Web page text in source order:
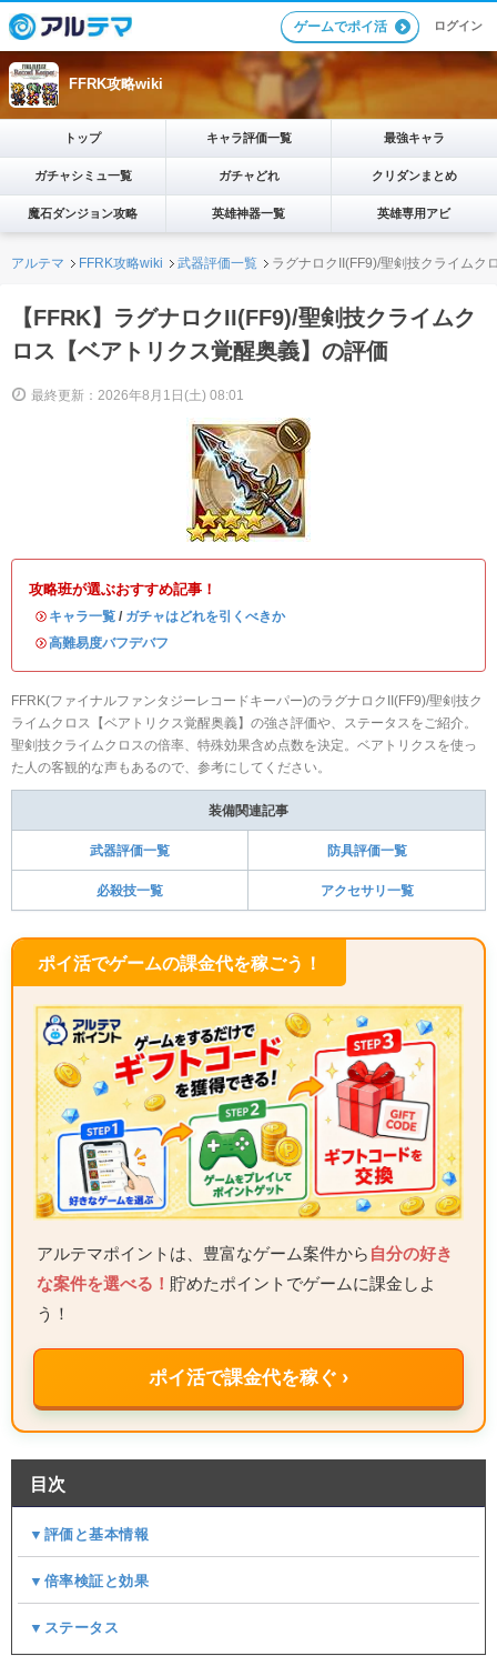
ゲームでポイ活 ログイン
FFRK攻略wiki
トップ キャラ評価一覧 最強キャラ
ガチャシミュ一覧 ガチャどれ クリダンまとめ
魔石ダンジョン攻略 英雄神器一覧 英雄専用アビ
アルテマ FFRK攻略wiki 武器評価一覧 ラグナロクII(FF9)/聖剣技クライムク
【FFRK】ラグナロクII(FF9)/聖剣技クライムク
ロス【ベアトリクス覚醒奥義】の評価
最終更新：2026年8月1日(土) 08:01
攻略班が選ぶおすすめ記事！
・ キャラ一覧 / ガチャはどれを引くべきか
・高難易度バフデバフ
FFRK(ファイナルファンタジーレコードキーパー)のラグナロクII(FF9)/聖剣技ク
ライムクロス【ベアトリクス覚醒奥義】の強さ評価や、ステータスをご紹介。
聖剣技クライムクロスの倍率、特殊効果含め点数を決定。ベアトリクスを使っ
た人の客観的な声もあるので、参考にしてください。
装備関連記事
武器評価一覧 防具評価一覧
必殺技一覧 アクセサリ一覧
ポイ活でゲームの課金代を稼ごう！
アルテマポイントは、豊富なゲーム案件から 自分の好き
な案件を選べる！ 貯めたポイントでゲームに課金しよ
う！
ポイ活で課金代を稼ぐ ›
目次
▼評価と基本情報
▼倍率検証と効果
▼ステータス